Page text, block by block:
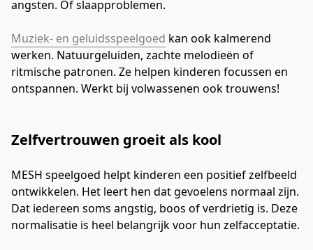
angsten. Of slaapproblemen.
Muziek- en geluidsspeelgoed kan ook kalmerend
werken. Natuurgeluiden, zachte melodieën of
ritmische patronen. Ze helpen kinderen focussen en
ontspannen. Werkt bij volwassenen ook trouwens!
Zelfvertrouwen groeit als kool
MESH speelgoed helpt kinderen een positief zelfbeeld
ontwikkelen. Het leert hen dat gevoelens normaal zijn.
Dat iedereen soms angstig, boos of verdrietig is. Deze
normalisatie is heel belangrijk voor hun zelfacceptatie.